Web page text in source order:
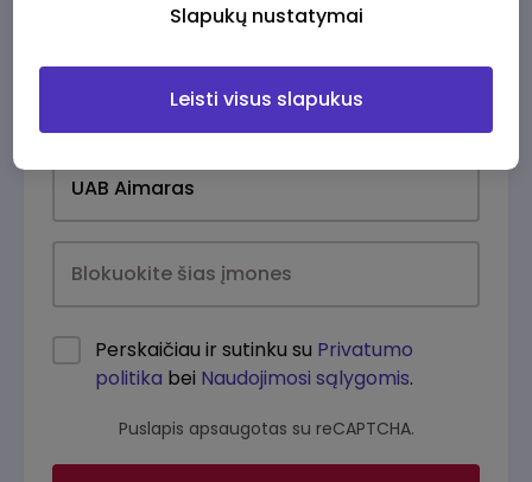
Perskaičiau ir sutinku su Privatumo
politika bei Naudojimosi sąlygomis.
Puslapis apsaugotas su reCAPTCHA.
Slapukų nustatymai
Leisti visus slapukus